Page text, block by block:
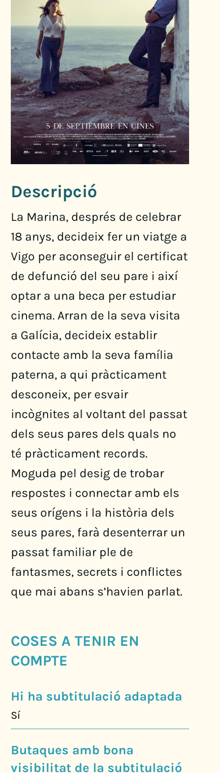
Descripció
La Marina, després de celebrar
18 anys, decideix fer un viatge a
Vigo per aconseguir el certificat
de defunció del seu pare i així
optar a una beca per estudiar
cinema. Arran de la seva visita
a Galícia, decideix establir
contacte amb la seva família
paterna, a qui pràcticament
desconeix, per esvair
incògnites al voltant del passat
dels seus pares dels quals no
té pràcticament records.
Moguda pel desig de trobar
respostes i connectar amb els
seus orígens i la història dels
seus pares, farà desenterrar un
passat familiar ple de
fantasmes, secrets i conflictes
que mai abans s’havien parlat.
COSES A TENIR EN
COMPTE
Hi ha subtitulació adaptada
Sí
Butaques amb bona
visibilitat de la subtitulació